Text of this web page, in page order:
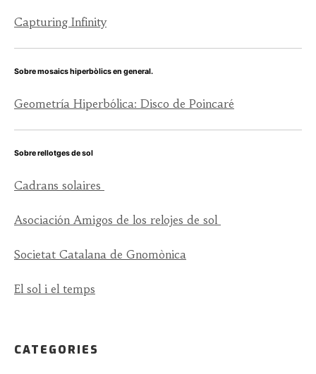
Capturing Infinity
Sobre mosaics hiperbòlics en general.
Geometría Hiperbólica: Disco de Poincaré
Sobre rellotges de sol
Cadrans solaires
Asociación Amigos de los relojes de sol
Societat Catalana de Gnomònica
El sol i el temps
CATEGORIES